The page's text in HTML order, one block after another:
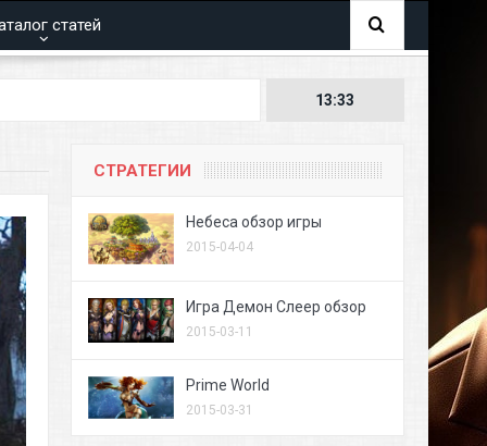
статей
13:33
СТРАТЕГИИ
Небеса обзор игры
2015-04-04
Игра Демон Слеер обзор
2015-03-11
Prime World
2015-03-31